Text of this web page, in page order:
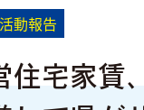
活動報告
住宅家賃